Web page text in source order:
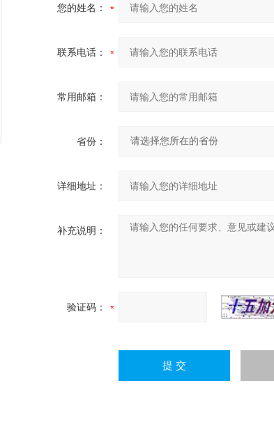
您的姓名：
联系电话：
常用邮箱：
省份：
详细地址：
补充说明：
验证码：